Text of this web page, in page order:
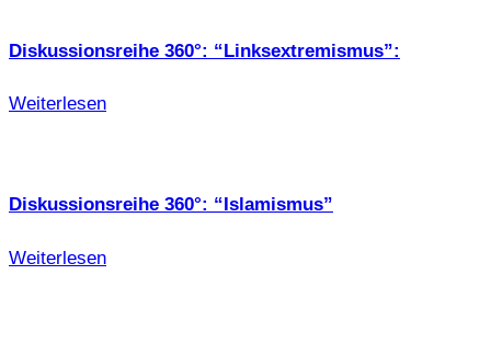
Diskussionsreihe 360°: “Linksextremismus”:
Weiterlesen
Diskussionsreihe 360°: “Islamismus”
Weiterlesen